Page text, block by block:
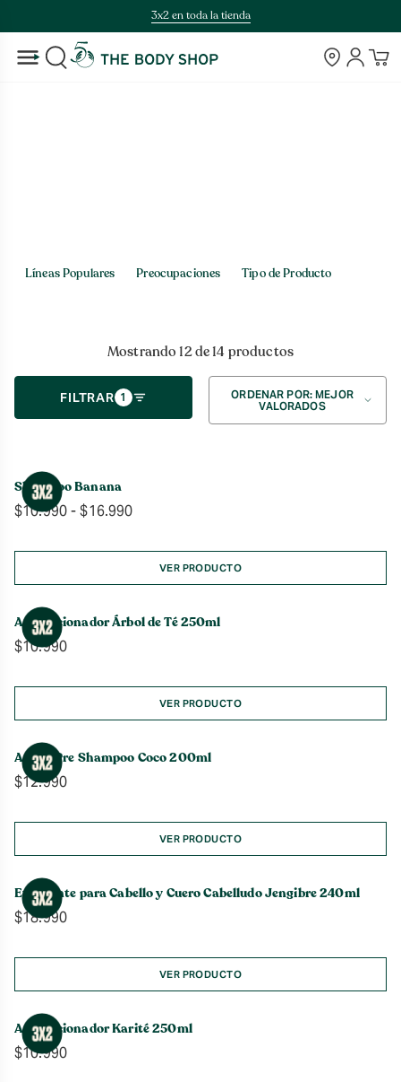
3x2 en toda la tienda
BUSCAR Tiendas
Cuenta
Líneas Populares Preocupaciones Tipo de Producto
Mostrando 12 de 14 productos
FILTRAR 1
Ordenar
por
ORDENAR POR: MEJOR
VALORADOS
Shampoo Banana
$10.990- $16.990Rango
precios:
desde
$10.990
$16.990
VER PRODUCTO
Acondicionador Árbol de Té 250ml
$10.990
VER PRODUCTO
Aceite Pre Shampoo Coco 200ml
$12.990
VER PRODUCTO
Exfoliante para Cabello y Cuero Cabelludo Jengibre 240ml
$18.990
VER PRODUCTO
Acondicionador Karité 250ml
$10.990